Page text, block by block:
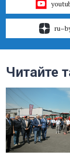
Читайте